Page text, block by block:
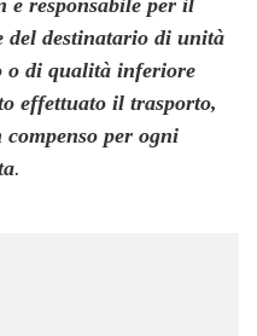
è responsabile per il
del destinatario di unità
o di qualità inferiore
effettuato il trasporto,
per ogni
.